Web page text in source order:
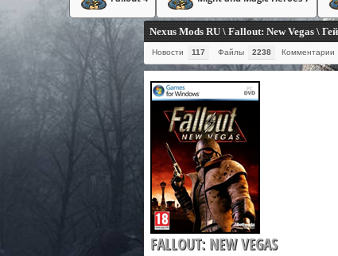
Nexus Mods RU \ Fallout: New Vegas \
Новости 117 Файлы 2238 Комментарии
FALLOUT: NEW VEGAS